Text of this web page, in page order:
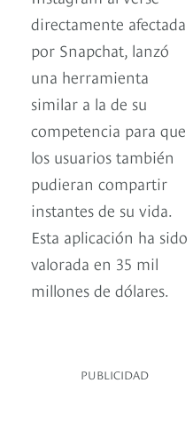
directamente afectada
por Snapchat, lanzó
una herramienta
similar a la de su
competencia para que
los usuarios también
pudieran compartir
instantes de su vida.
Esta aplicación ha sido
valorada en 35 mil
millones de dólares.
PUBLICIDAD